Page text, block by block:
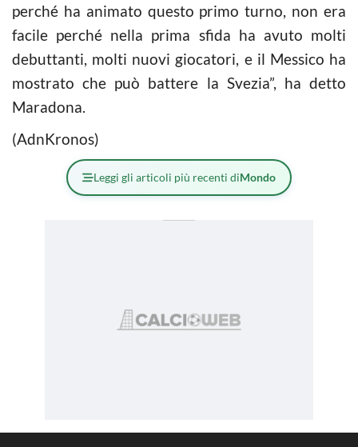
perché ha animato questo primo turno, non era
facile perché nella prima sfida ha avuto molti
debuttanti, molti nuovi giocatori, e il Messico ha
mostrato che può battere la Svezia”, ha detto
Maradona.
(AdnKronos)
Leggi gli articoli più recenti diMondo